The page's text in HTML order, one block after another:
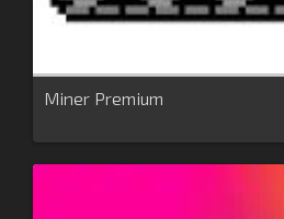
Miner Premium